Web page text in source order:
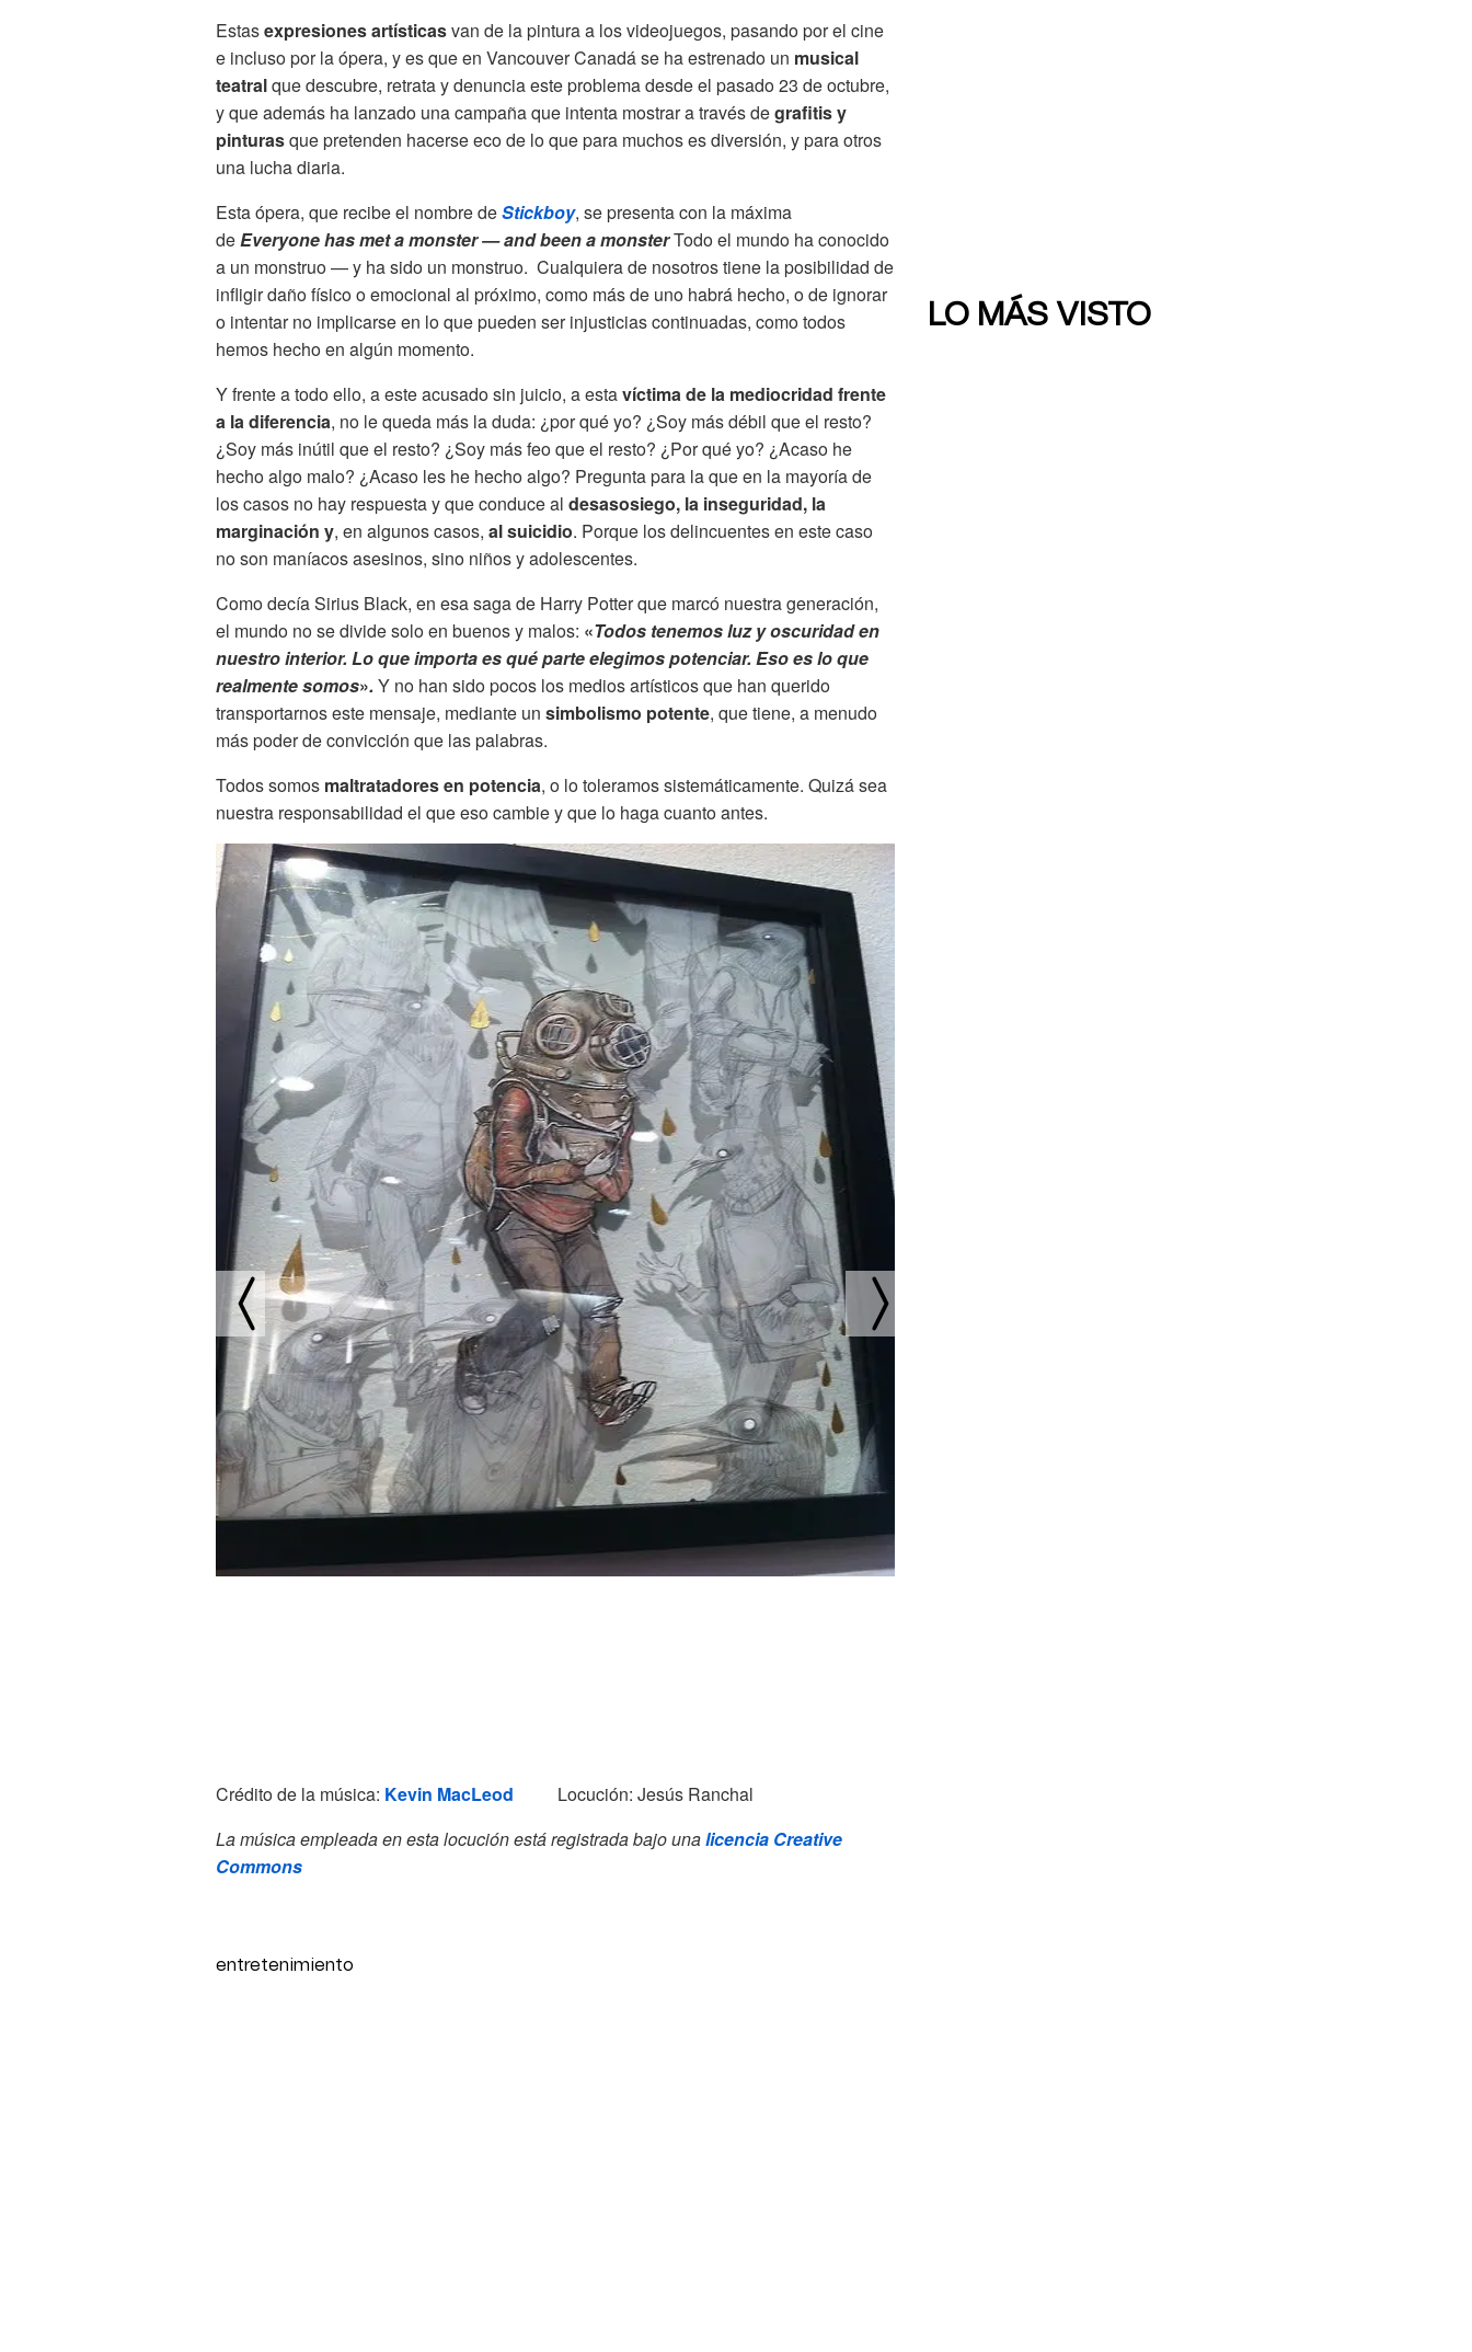
Estasexpresiones artísticasvan de la pintura a los videojuegos, pasando por el cine
e incluso por la ópera, y es que en Vancouver Canadá se ha estrenado un musical
teatralque descubre, retrata y denuncia este problema desde el pasado 23 de octubre,
y que además ha lanzado una campaña que intenta mostrar a través degrafitis y
pinturasque pretenden hacerse eco de lo que para muchos es diversión, y para otros
una lucha diaria.
Esta ópera, que recibe el nombre deStickboy, se presenta con la máxima
deEveryone has met a monster — and been a monsterTodo el mundo ha conocido
a un monstruo — y ha sido un monstruo. Cualquiera de nosotros tiene la posibilidad de
infligir daño físico o emocional al próximo, como más de uno habrá hecho, o de ignorar
o intentar no implicarse en lo que pueden ser injusticias continuadas, como todos
hemos hecho en algún momento.
Y frente a todo ello, a este acusado sin juicio, a estavíctima de la mediocridad frente
a la diferencia, no le queda más la duda: ¿por qué yo? ¿Soy más débil que el resto?
¿Soy más inútil que el resto? ¿Soy más feo que el resto? ¿Por qué yo? ¿Acaso he
hecho algo malo? ¿Acaso les he hecho algo? Pregunta para la que en la mayoría de
los casos no hay respuesta y que conduce al desasosiego, la inseguridad, la
marginación y, en algunos casos, al suicidio. Porque los delincuentes en este caso
no son maníacos asesinos, sino niños y adolescentes.
Como decía Sirius Black, en esa saga de Harry Potter que marcó nuestra generación,
el mundo no se divide solo en buenos y malos: «Todos tenemos luz y oscuridad en
nuestro interior. Lo que importa es qué parte elegimos potenciar. Eso es lo que
realmente somos». Y no han sido pocos los medios artísticos que han querido
transportarnos este mensaje, mediante un simbolismo potente, que tiene, a menudo
más poder de convicción que las palabras.
Todos somos maltratadores en potencia, o lo toleramos sistemáticamente. Quizá sea
nuestra responsabilidad el que eso cambie y que lo haga cuanto antes.
Crédito de la música: Kevin MacLeod
Locución: Jesús Ranchal
La música empleada en esta locución está registrada bajo unalicencia Creative
Commons
entretenimiento
LO MÁS VISTO